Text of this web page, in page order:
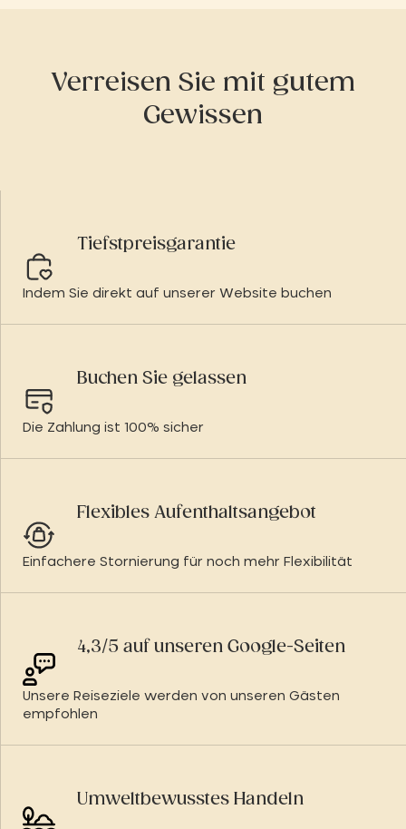
Verreisen Sie mit gutem
Gewissen
Tiefstpreisgarantie
Indem Sie direkt auf unserer Website buchen
Buchen Sie gelassen
Die Zahlung ist 100% sicher
Flexibles Aufenthaltsangebot
Einfachere Stornierung für noch mehr Flexibilität
4,3/5 auf unseren Google-Seiten
Unsere Reiseziele werden von unseren Gästen
empfohlen
Umweltbewusstes Handeln